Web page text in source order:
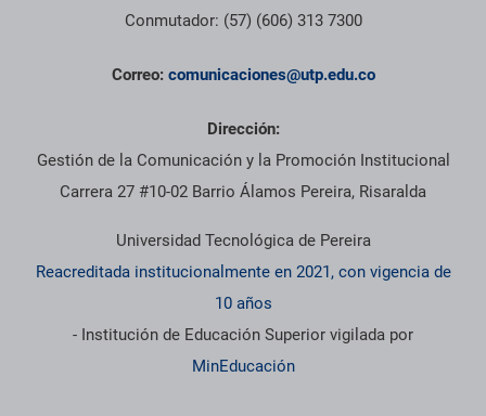
Conmutador: (57) (606) 313 7300
Correo: comunicaciones@utp.edu.co
Dirección:
Gestión de la Comunicación y la Promoción Institucional
Carrera 27 #10-02 Barrio Álamos Pereira, Risaralda
Universidad Tecnológica de Pereira
Reacreditada institucionalmente en 2021, con vigencia de
10 años
- Institución de Educación Superior vigilada por
MinEducación